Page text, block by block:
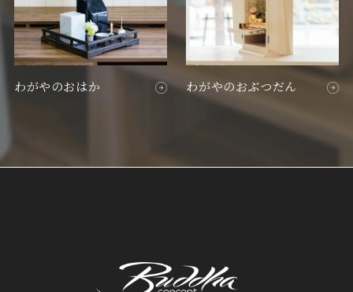
わがやのおはか わがやのおぶつだん